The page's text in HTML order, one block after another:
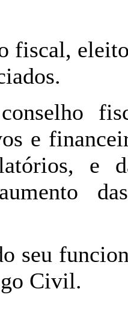
fiscal,
e
e
seu
Civil.